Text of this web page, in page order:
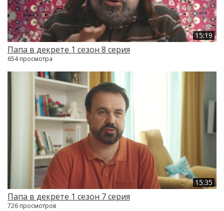
15:19
Папа в декрете 1 сезон 8 серия
654 просмотра
15:35
Папа в декрете 1 сезон 7 серия
726 просмотров